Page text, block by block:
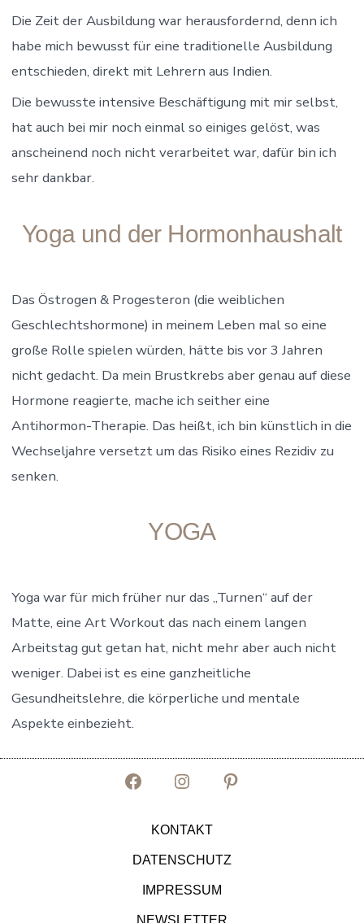
Die Zeit der Ausbildung war herausfordernd, denn ich
habe mich bewusst für eine traditionelle Ausbildung
entschieden, direkt mit Lehrern aus Indien.
Die bewusste intensive Beschäftigung mit mir selbst,
hat auch bei mir noch einmal so einiges gelöst, was
anscheinend noch nicht verarbeitet war, dafür bin ich
sehr dankbar.
Yoga und der Hormonhaushalt
Das Östrogen & Progesteron (die weiblichen
Geschlechtshormone) in meinem Leben mal so eine
große Rolle spielen würden, hätte bis vor 3 Jahren
nicht gedacht. Da mein Brustkrebs aber genau auf diese
Hormone reagierte, mache ich seither eine
Antihormon-Therapie. Das heißt, ich bin künstlich in die
Wechseljahre versetzt um das Risiko eines Rezidiv zu
senken.
YOGA
Yoga war für mich früher nur das „Turnen“ auf der
Matte, eine Art Workout das nach einem langen
Arbeitstag gut getan hat, nicht mehr aber auch nicht
weniger. Dabei ist es eine ganzheitliche
Gesundheitslehre, die körperliche und mentale
Aspekte einbezieht.
Facebook
Tab
öffnen
Instagram
Tab
öffnen
Tab
KONTAKT
DATENSCHUTZ
IMPRESSUM